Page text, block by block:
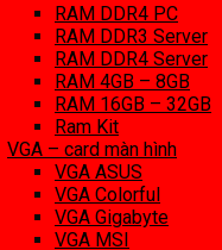
RAM DDR4 PC
RAM DDR3 Server
RAM DDR4 Server
RAM 4GB – 8GB
RAM 16GB – 32GB
Ram Kit
VGA – card màn hình
VGA ASUS
VGA Colorful
VGA Gigabyte
VGA MSI